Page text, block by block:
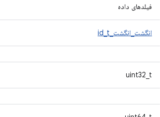
فیلدهای داده
انگشت_انگشت_id_t
uint32_t